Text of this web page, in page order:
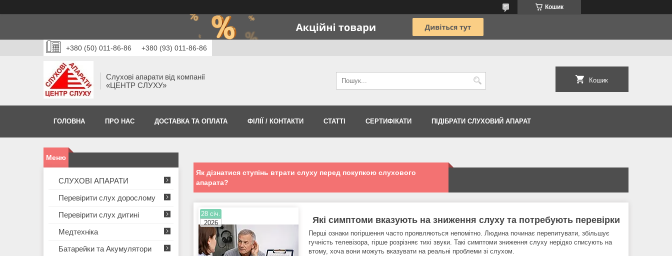
Кошик
+380 (50) 011-86-86 +380 (93) 011-86-86
Слухові апарати від компанії
«ЦЕНТР СЛУХУ»
Кошик
ГОЛОВНА ПРО НАС ДОСТАВКА ТА ОПЛАТА ФІЛІЇ / КОНТАКТИ СТАТТІ СЕРТИФІКАТИ ПІДІБРАТИ СЛУХОВИЙ АПАРАТ
Як дізнатися ступінь втрати слуху перед покупкою слухового
апарата?
28 січ.
2026
Які симптоми вказують на зниження слуху та потребують перевірки
Перші ознаки погіршення часто проявляються непомітно. Людина починає перепитувати, збільшує
гучність телевізора, гірше розрізняє тихі звуки. Такі симптоми зниження слуху нерідко списують на
втому, хоча вони можуть вказувати на реальні проблеми зі слухом.
СЛУХОВІ АПАРАТИ
Перевірити слух дорослому
Перевірити слух дитині
Медтехніка
Батарейки та Акумулятори